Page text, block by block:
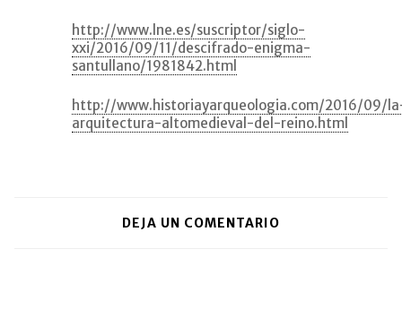
http://www.lne.es/suscriptor/siglo-
xxi/2016/09/11/descifrado-enigma-
santullano/1981842.html
http://www.historiayarqueologia.com/2016/09/
arquitectura-altomedieval-del-reino.html
DEJA UN COMENTARIO